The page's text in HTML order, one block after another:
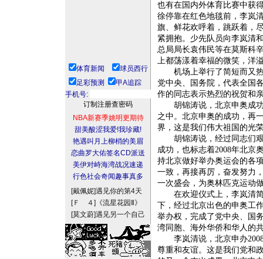
体育新闻
球员西行
足彩预测
甲A追踪
手机号:
NBA新赛季姚明更期待
甜美酸涩我爱!我珍藏!
艳遇叫月上柳梢的美眉
恋曲罗大佑签名CD派送
美伊对峙海湾战况速递
行色社会奇闻趣事真多
[戴佩妮]遇见你的第4天
[Ｆ ４] 《流星花园Ⅱ》
[莫文蔚]遇见另一个自己
也有在国内外体育比赛中获
徐停靠在红色地毯前，李岚
旗、鲜花欢呼着，跳跃着，
紧拥抱。少先队员向李岚清
总局局长袁伟民等在莫斯科
上都荡漾着幸福的微笑，洋
机场上举行了简短而又热
党中央、国务院，代表全国
作的同志表示热烈的祝贺和
胡锦涛说，北京申奥成功
之中。北京申奥的成功，再
界，这是我们伟大祖国的光
胡锦涛说，经过同志们艰
成功，也标志着2008年北京
持北京做好举办奥运会的各
一致，再接再厉，奋发努力
一次盛会，为奥林匹克运动
在欢迎仪式上，李岚清简
下，经过北京出色的申奥工
举办权，完成了党中央、国
湾同胞、海外华侨和华人的
李岚清说，北京申办2008
尊重和友谊。这是我们党和